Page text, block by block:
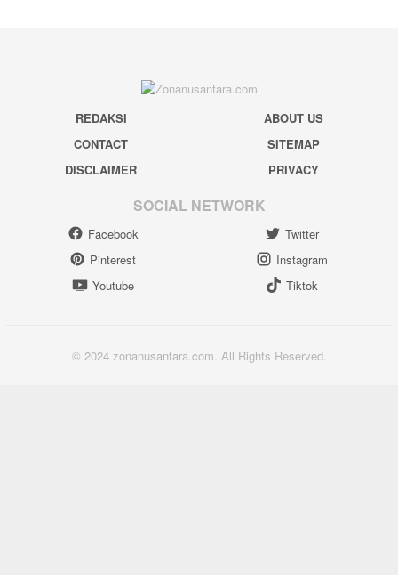
REDAKSI
ABOUT US
CONTACT
SITEMAP
DISCLAIMER
PRIVACY
SOCIAL NETWORK
Facebook
Twitter
Pinterest
Instagram
Youtube
Tiktok
© 2024 zonanusantara.com. All Rights Reserved.